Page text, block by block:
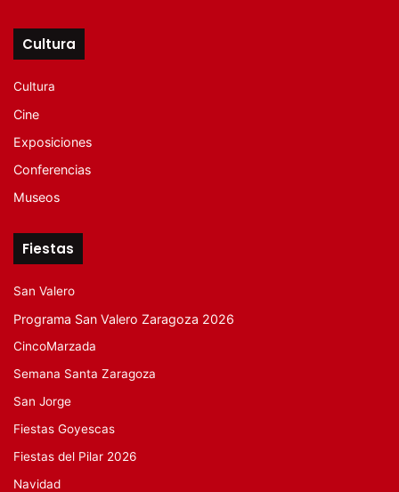
Cultura
Cultura
Cine
Exposiciones
Conferencias
Museos
Fiestas
San Valero
Programa San Valero Zaragoza 2026
CincoMarzada
Semana Santa Zaragoza
San Jorge
Fiestas Goyescas
Fiestas del Pilar 2026
Navidad